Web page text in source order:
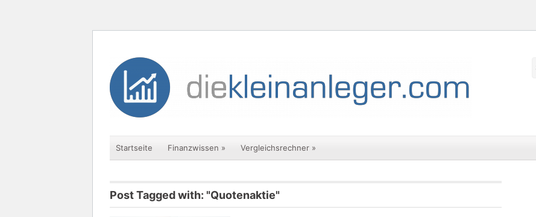
Startseite Finanzwissen » Vergleichsrechner »
Post Tagged with: "Quotenaktie"